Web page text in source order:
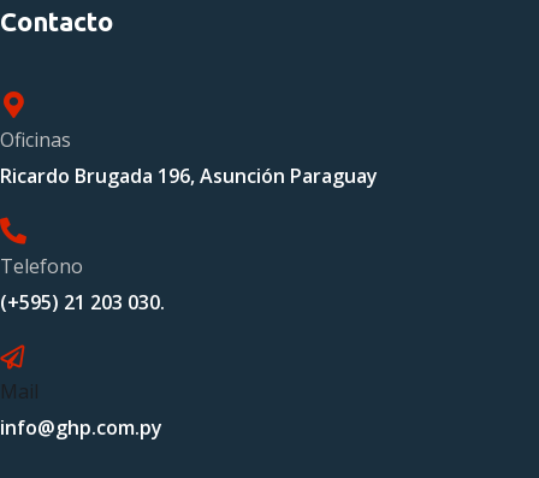
Contacto
Oficinas
Ricardo Brugada 196, Asunción Paraguay
Telefono
(+595) 21 203 030.
Mail
info@ghp.com.py